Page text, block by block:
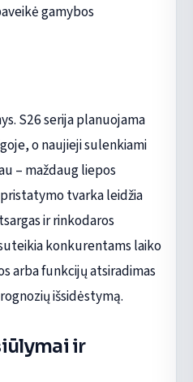
gamybos
S26 serija planuojama
o naujieji sulenkiami
– maždaug liepos
tvarka leidžia
ir rinkodaros
konkurentams laiko
arba funkcijų atsiradimas
išsidėstymą.
ir